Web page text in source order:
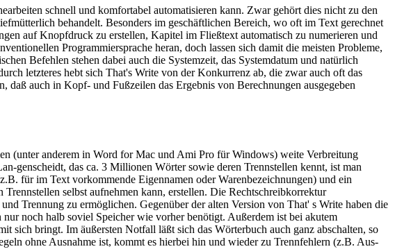
schnell und komfortabel automatisieren kann. Zwar gehört dies nicht zu den
behandelt. Besonders im geschäftlichen Bereich, wo oft im Text gerechnet
auf Knopfdruck zu erstellen, Kapitel im Fließtext automatisch zu numerieren und
Programmiersprache heran, doch lassen sich damit die meisten Probleme,
Befehlen stehen dabei auch die Systemzeit, das Systemdatum und natürlich
letzteres hebt sich That's Write von der Konkurrenz ab, die zwar auch oft das
auch in Kopf- und Fußzeilen das Ergebnis von Berechnungen ausgegeben
(unter anderem in Word for Mac und Ami Pro für Windows) weite Verbreitung
genscheidt, das ca. 3 Millionen Wörter sowie deren Trennstellen kennt, ist man
für im Text vorkommende Eigennamen oder Warenbezeichnungen) und ein
selbst aufnehmen kann, erstellen. Die Rechtschreibkorrektur
Trennung zu ermöglichen. Gegenüber der alten Version von That' s Write haben die
noch halb soviel Speicher wie vorher benötigt. Außerdem ist bei akutem
sich bringt. Im äußersten Notfall läßt sich das Wörterbuch auch ganz abschalten, so
ohne Ausnahme ist, kommt es hierbei hin und wieder zu Trennfehlern (z.B. Aus-